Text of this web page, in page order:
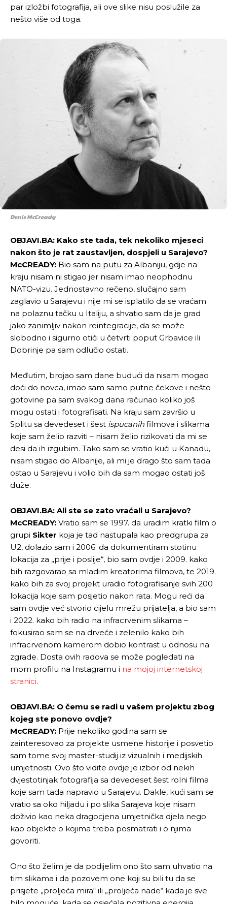
par izložbi fotografija, ali ove slike nisu poslužile za
nešto više od toga.
Denis McCready
OBJAVI.BA: Kako ste tada, tek nekoliko mjeseci
nakon što je rat zaustavljen, dospjeli u Sarajevo?
McCREADY: Bio sam na putu za Albaniju, gdje na
kraju nisam ni stigao jer nisam imao neophodnu
NATO-vizu. Jednostavno rečeno, slučajno sam
zaglavio u Sarajevu i nije mi se isplatilo da se vraćam
na polaznu tačku u Italiju, a shvatio sam da je grad
jako zanimljiv nakon reintegracije, da se može
slobodno i sigurno otići u četvrti poput Grbavice ili
Dobrinje pa sam odlučio ostati.
Međutim, brojao sam dane budući da nisam mogao
doći do novca, imao sam samo putne čekove i nešto
gotovine pa sam svakog dana računao koliko još
mogu ostati i fotografisati. Na kraju sam završio u
Splitu sa devedeset i šest ispucanih filmova i slikama
koje sam želio razviti – nisam želio rizikovati da mi se
desi da ih izgubim. Tako sam se vratio kući u Kanadu,
nisam stigao do Albanije, ali mi je drago što sam tada
ostao u Sarajevu i volio bih da sam mogao ostati još
duže.
OBJAVI.BA: Ali ste se zato vraćali u Sarajevo?
McCREADY: Vratio sam se 1997. da uradim kratki film o
grupi Sikter koja je tad nastupala kao predgrupa za
U2, dolazio sam i 2006. da dokumentiram stotinu
lokacija za „prije i poslije“, bio sam ovdje i 2009. kako
bih razgovarao sa mladim kreatorima filmova, te 2019.
kako bih za svoj projekt uradio fotografisanje svih 200
lokacija koje sam posjetio nakon rata. Mogu reći da
sam ovdje već stvorio cijelu mrežu prijatelja, a bio sam
i 2022. kako bih radio na infracrvenim slikama –
fokusirao sam se na drveće i zelenilo kako bih
infracrvenom kamerom dobio kontrast u odnosu na
zgrade. Dosta ovih radova se može pogledati na
mom profilu na Instagramu i na mojoj internetskoj
stranici.
OBJAVI.BA: O čemu se radi u vašem projektu zbog
kojeg ste ponovo ovdje?
McCREADY: Prije nekoliko godina sam se
zainteresovao za projekte usmene historije i posvetio
sam tome svoj master-studij iz vizualnih i medijskih
umjetnosti. Ovo što vidite ovdje je izbor od nekih
dvjestotinjak fotografija sa devedeset šest rolni filma
koje sam tada napravio u Sarajevu. Dakle, kući sam se
vratio sa oko hiljadu i po slika Sarajeva koje nisam
doživio kao neka dragocjena umjetnička djela nego
kao objekte o kojima treba posmatrati i o njima
govoriti.
Ono što želim je da podijelim ono što sam uhvatio na
tim slikama i da pozovem one koji su bili tu da se
prisjete „proljeća mira“ ili „proljeća nade“ kada je sve